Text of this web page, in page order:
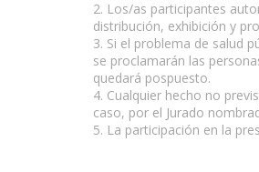
2. Los/as participantes
distribución, exhibición y
3. Si el problema de salud
se proclamarán las
quedará pospuesto.
4. Cualquier hecho no
caso, por el Jurado
5. La participación en la